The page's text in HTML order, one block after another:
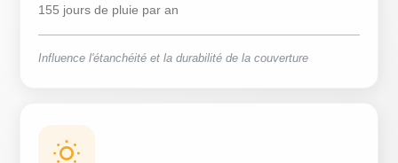
155 jours de pluie par an
Influence l'étanchéité et la durabilité de la couverture